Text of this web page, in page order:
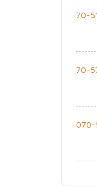
70-
70-
070-